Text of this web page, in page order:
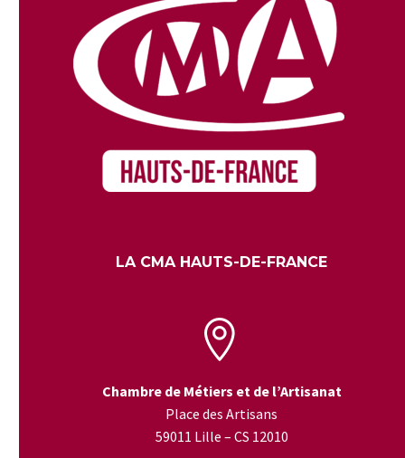
LA CMA HAUTS-DE-FRANCE


Chambre de Métiers et de l’Artisanat
Place des Artisans
59011 Lille – CS 12010